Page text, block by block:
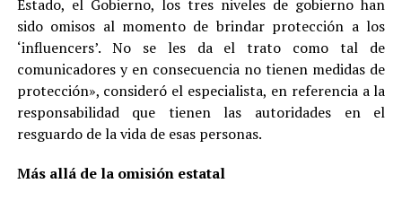
Estado, el Gobierno, los tres niveles de gobierno han
sido omisos al momento de brindar protección a los
‘influencers’. No se les da el trato como tal de
comunicadores y en consecuencia no tienen medidas de
protección», consideró el especialista, en referencia a la
responsabilidad que tienen las autoridades en el
resguardo de la vida de esas personas.
Más allá de la omisión estatal